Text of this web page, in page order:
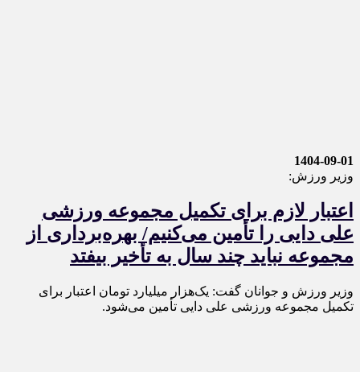
1404-09-01
وزیر ورزش:
اعتبار لازم برای تکمیل مجموعه ورزشی
علی دایی را تأمین می‌کنیم/ بهره‌برداری از
مجموعه نباید چند سال به تأخیر بیفتد
وزیر ورزش و جوانان گفت: یک‌هزار میلیارد تومان اعتبار برای
تکمیل مجموعه ورزشی علی دایی تأمین می‌شود.